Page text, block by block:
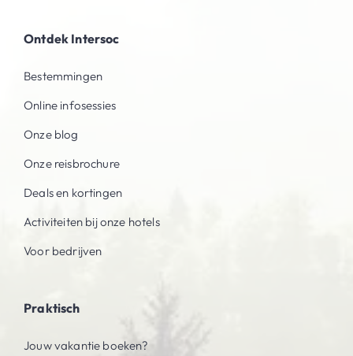
Ontdek Intersoc
Bestemmingen
Online infosessies
Onze blog
Onze reisbrochure
Deals en kortingen
Activiteiten bij onze hotels
Voor bedrijven
Praktisch
Jouw vakantie boeken?